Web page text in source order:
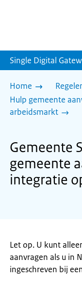
Single Digital
Home
Hulp gemeente
arbeidsmarkt
Gemeente
gemeente
integratie
Let op. U kunt
aanvragen als u in
ingeschreven bij